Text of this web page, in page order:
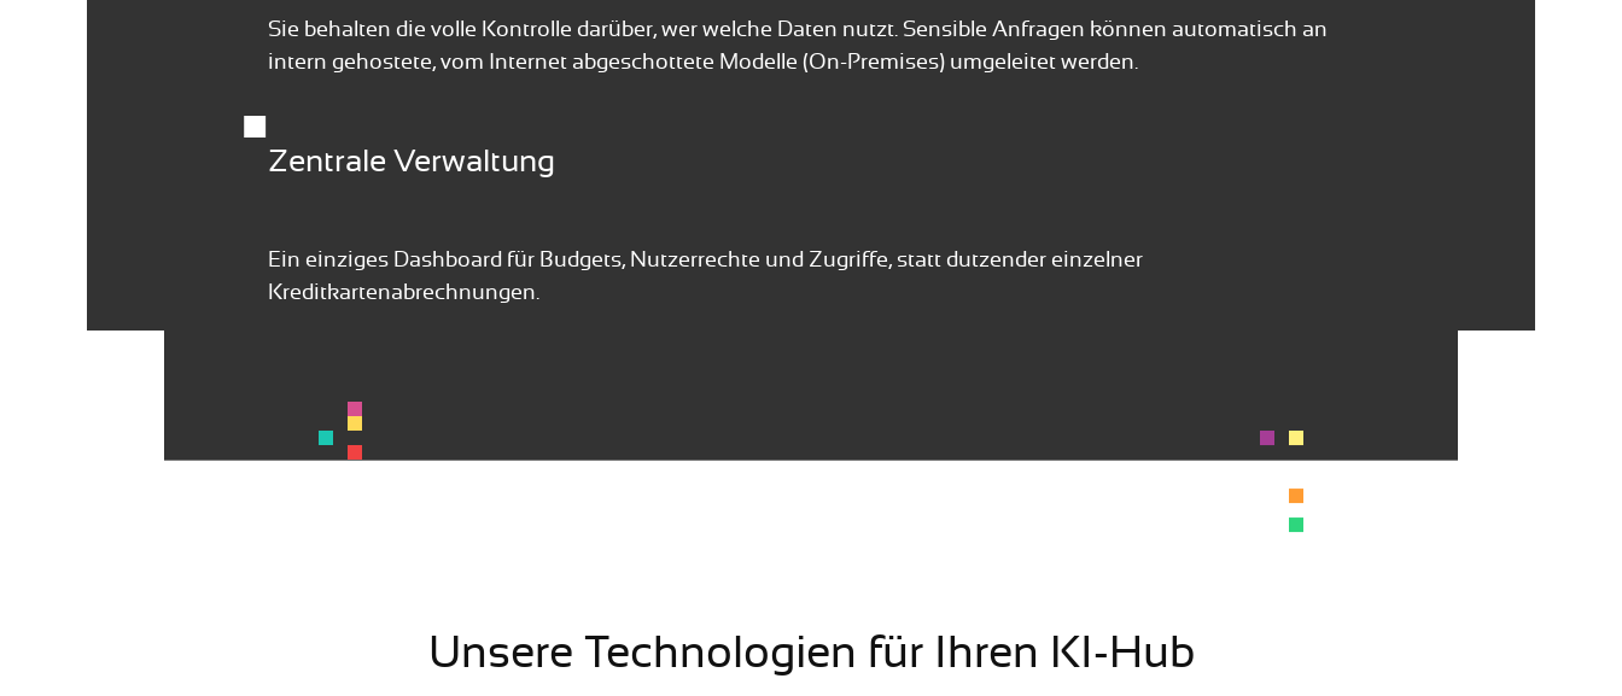
Sie behalten die volle Kontrolle darüber, wer welche Daten nutzt. Sensible Anfragen können automatisch an
intern gehostete, vom Internet abgeschottete Modelle (On-Premises) umgeleitet werden.
■
Zentrale Verwaltung
Ein einziges Dashboard für Budgets, Nutzerrechte und Zugriffe, statt dutzender einzelner
Kreditkartenabrechnungen.
Unsere Technologien für Ihren KI-Hub